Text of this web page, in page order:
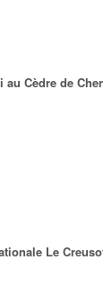
Cèdre de
Le